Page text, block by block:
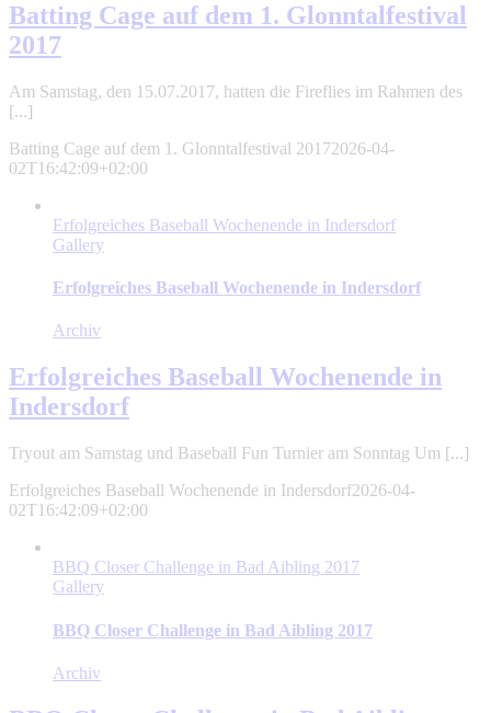
Batting Cage auf dem 1. Glonntalfestival
2017
Am Samstag, den 15.07.2017, hatten die Fireflies im Rahmen des
[...]
Batting Cage auf dem 1. Glonntalfestival 20172026-04-
02T16:42:09+02:00
Erfolgreiches Baseball Wochenende in Indersdorf
Gallery
Erfolgreiches Baseball Wochenende in Indersdorf
Archiv
Erfolgreiches Baseball Wochenende in
Indersdorf
Tryout am Samstag und Baseball Fun Turnier am Sonntag Um [...]
Erfolgreiches Baseball Wochenende in Indersdorf2026-04-
02T16:42:09+02:00
BBQ Closer Challenge in Bad Aibling 2017
Gallery
BBQ Closer Challenge in Bad Aibling 2017
Archiv